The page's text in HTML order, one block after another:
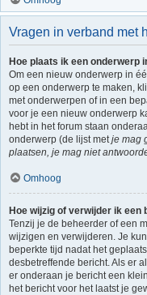
Vragen in verband met
Hoe plaats ik een onderwerp
Om een nieuw onderwerp in
op een onderwerp te maken,
met onderwerpen of in een
voor je een nieuw onderwerp
hebt in het forum staan
onderwerp (de lijst metje mag
plaatsen, je mag niet
Omhoog
Hoe wijzig of verwijder ik een
Tenzij je de beheerder of een
wijzigen en verwijderen. Je
beperkte tijd nadat het
desbetreffende bericht. Als er
er onderaan je bericht een
het bericht voor het laatst je